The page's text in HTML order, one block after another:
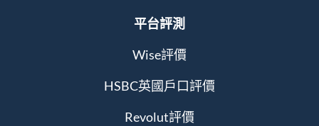
平台評測
Wise評價
HSBC英國戶口評價
Revolut評價